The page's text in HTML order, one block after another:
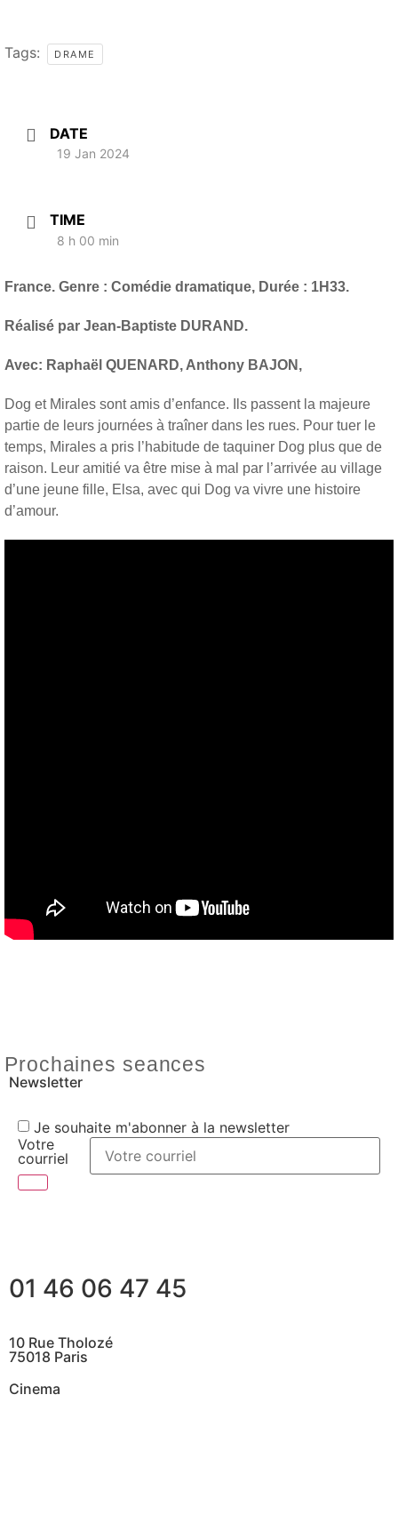
Tags: DRAME
DATE
19 Jan 2024
TIME
8 h 00 min
France. Genre : Comédie dramatique, Durée : 1H33.
Réalisé par Jean-Baptiste DURAND.
Avec: Raphaël QUENARD, Anthony BAJON,
Dog et Mirales sont amis d’enfance. Ils passent la majeure
partie de leurs journées à traîner dans les rues. Pour tuer le
temps, Mirales a pris l’habitude de taquiner Dog plus que de
raison. Leur amitié va être mise à mal par l’arrivée au village
d’une jeune fille, Elsa, avec qui Dog va vivre une histoire
d’amour.
Prochaines seances
Newsletter
Je souhaite m'abonner à la newsletter
Votre
courriel
01 46 06 47 45
10 Rue Tholozé
75018 Paris
Cinema